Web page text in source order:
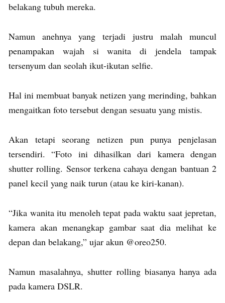
belakang tubuh mereka.
Namun anehnya yang terjadi justru malah muncul
penampakan wajah si wanita di jendela tampak
tersenyum dan seolah ikut-ikutan selfie.
Hal ini membuat banyak netizen yang merinding, bahkan
mengaitkan foto tersebut dengan sesuatu yang mistis.
Akan tetapi seorang netizen pun punya penjelasan
tersendiri. “Foto ini dihasilkan dari kamera dengan
shutter rolling. Sensor terkena cahaya dengan bantuan 2
panel kecil yang naik turun (atau ke kiri-kanan).
“Jika wanita itu menoleh tepat pada waktu saat jepretan,
kamera akan menangkap gambar saat dia melihat ke
depan dan belakang,” ujar akun @oreo250.
Namun masalahnya, shutter rolling biasanya hanya ada
pada kamera DSLR.